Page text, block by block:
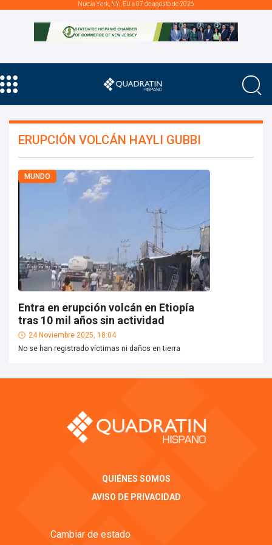
Nueva York, NY., EU a 07 de agosto de 2026
ERUPCIÓN VOLCÁN HAYLI GUBBI
MUNDO
Entra en erupción volcán en Etiopía
tras 10 mil años sin actividad
24 Noviembre 2025, 18:04
No se han registrado víctimas ni daños en tierra
QUIÉNES SOMOS
AVISO DE PRIVACIDAD
Cambiar de estado